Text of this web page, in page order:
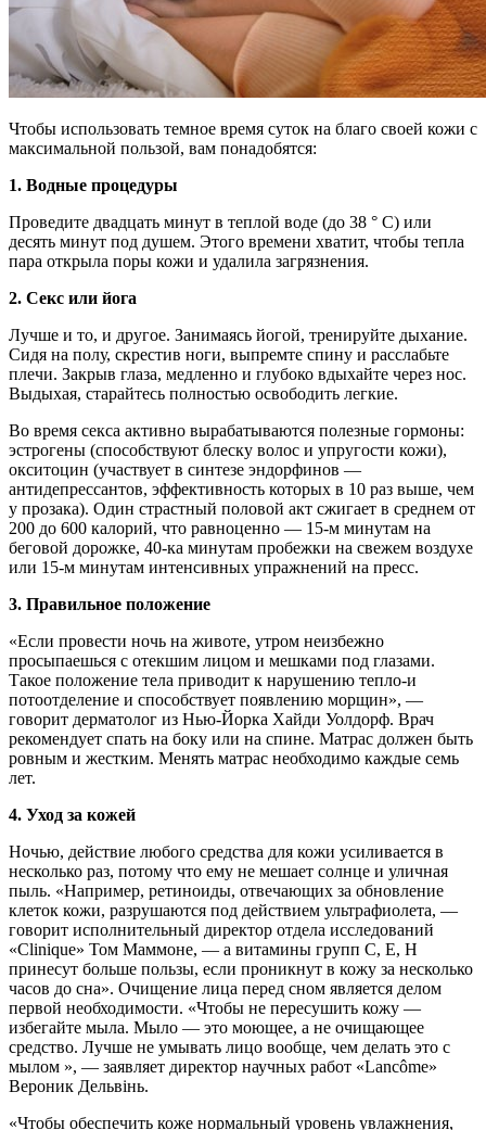
Чтобы использовать темное время суток на благо своей кожи с
максимальной пользой, вам понадобятся:
1. Водные процедуры
Проведите двадцать минут в теплой воде (до 38 ° С) или
десять минут под душем. Этого времени хватит, чтобы тепла
пара открыла поры кожи и удалила загрязнения.
2. Секс или йога
Лучше и то, и другое. Занимаясь йогой, тренируйте дыхание.
Сидя на полу, скрестив ноги, выпремте спину и расслабьте
плечи. Закрыв глаза, медленно и глубоко вдыхайте через нос.
Выдыхая, старайтесь полностью освободить легкие.
Во время секса активно вырабатываются полезные гормоны:
эстрогены (способствуют блеску волос и упругости кожи),
окситоцин (участвует в синтезе эндорфинов —
антидепрессантов, эффективность которых в 10 раз выше, чем
у прозака). Один страстный половой акт сжигает в среднем от
200 до 600 калорий, что равноценно — 15-м минутам на
беговой дорожке, 40-ка минутам пробежки на свежем воздухе
или 15-м минутам интенсивных упражнений на пресс.
3. Правильное положение
«Если провести ночь на животе, утром неизбежно
просыпаешься с отекшим лицом и мешками под глазами.
Такое положение тела приводит к нарушению тепло-и
потоотделение и способствует появлению морщин», —
говорит дерматолог из Нью-Йорка Хайди Уолдорф. Врач
рекомендует спать на боку или на спине. Матрас должен быть
ровным и жестким. Менять матрас необходимо каждые семь
лет.
4. Уход за кожей
Ночью, действие любого средства для кожи усиливается в
несколько раз, потому что ему не мешает солнце и уличная
пыль. «Например, ретиноиды, отвечающих за обновление
клеток кожи, разрушаются под действием ультрафиолета, —
говорит исполнительный директор отдела исследований
«Clinique» Том Маммоне, — а витамины групп C, E, Н
принесут больше пользы, если проникнут в кожу за несколько
часов до сна». Очищение лица перед сном является делом
первой необходимости. «Чтобы не пересушить кожу —
избегайте мыла. Мыло — это моющее, а не очищающее
средство. Лучше не умывать лицо вообще, чем делать это с
мылом », — заявляет директор научных работ «Lancôme»
Вероник Дельвінь.
«Чтобы обеспечить коже нормальный уровень увлажнения,